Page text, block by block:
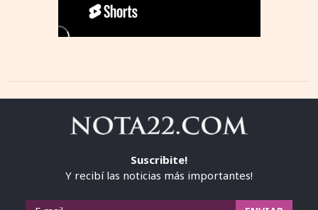
Suscribite!
Y recibí las noticias más importantes!